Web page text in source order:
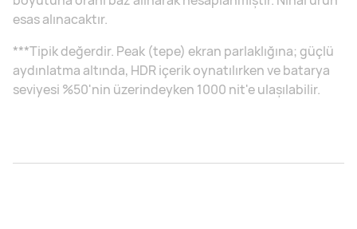
esas alınacaktır.
***Tipik değerdir. Peak (tepe) ekran parlaklığına; güçlü
aydınlatma altında, HDR içerik oynatılırken ve batarya
seviyesi %50'nin üzerindeyken 1000 nit'e ulaşılabilir.